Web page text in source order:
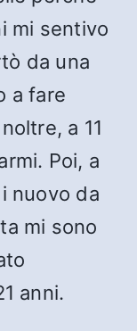
mi sentivo
da una
a fare
a 11
Poi, a
nuovo da
mi sono
anni.